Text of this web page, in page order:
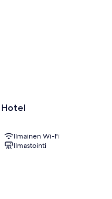
Ilmainen Wi-Fi
Ilmastointi